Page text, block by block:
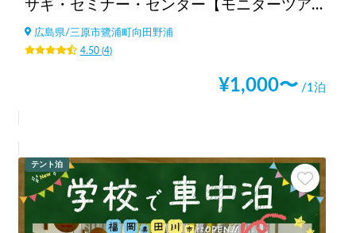
サギ・セミナー・センター【モニターツアー2021年1月終了】
広島県/三原市鷺浦町向田野浦
4.50(4)
¥1,000〜 /1泊
テント泊